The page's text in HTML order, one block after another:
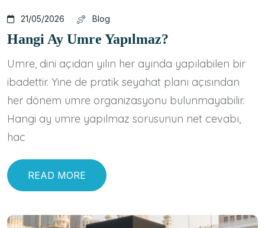
21/05/2026 Blog
Hangi Ay Umre Yapılmaz?
Umre, dini açıdan yılın her ayında yapılabilen bir
ibadettir. Yine de pratik seyahat planı açısından
her dönem umre organizasyonu bulunmayabilir.
Hangi ay umre yapılmaz sorusunun net cevabı,
hac
READ MORE